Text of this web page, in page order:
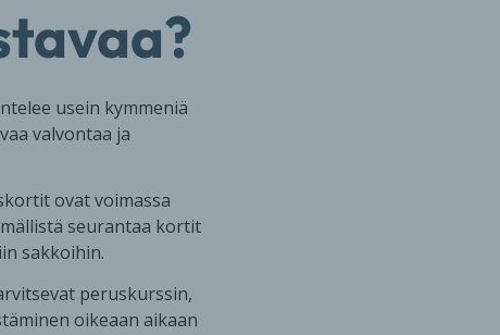
usein kymmeniä
valvontaa ja
ovat voimassa
seurantaa kortit
sakkoihin.
peruskurssin,
oikeaan aikaan